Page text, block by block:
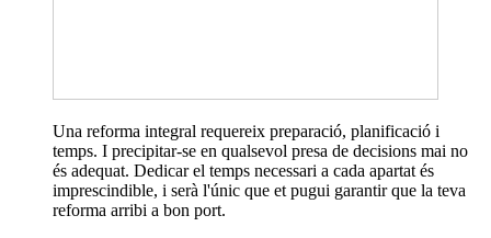
Una reforma integral requereix preparació, planificació i
temps. I precipitar-se en qualsevol presa de decisions mai no
és adequat. Dedicar el temps necessari a cada apartat és
imprescindible, i serà l'únic que et pugui garantir que la teva
reforma arribi a bon port.